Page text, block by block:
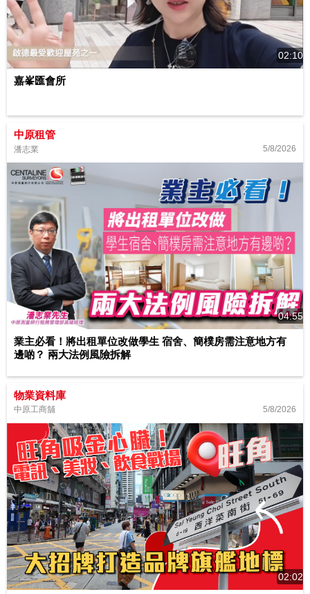
02:10
嘉峯匯會所
中原租管
潘志業 5/8/2026
04:55
業主必看！將出租單位改做學生 宿舍、簡樸房需注意地方有
邊啲？ 兩大法例風險拆解
物業資料庫
中原工商舖 5/8/2026
02:02